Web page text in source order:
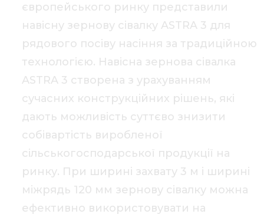
європейського ринку представили
навісну зернову сівалку ASTRA 3 для
рядового посіву насіння за традиційною
технологією. Навісна зернова сівалка
ASTRA 3 створена з урахуванням
сучасних конструкційних рішень, які
дають можливість суттєво знизити
собівартість виробленої
сільськогосподарської продукції на
ринку. При ширині захвату 3 м і ширині
міжрядь 120 мм зернову сівалку можна
ефективно використовувати на